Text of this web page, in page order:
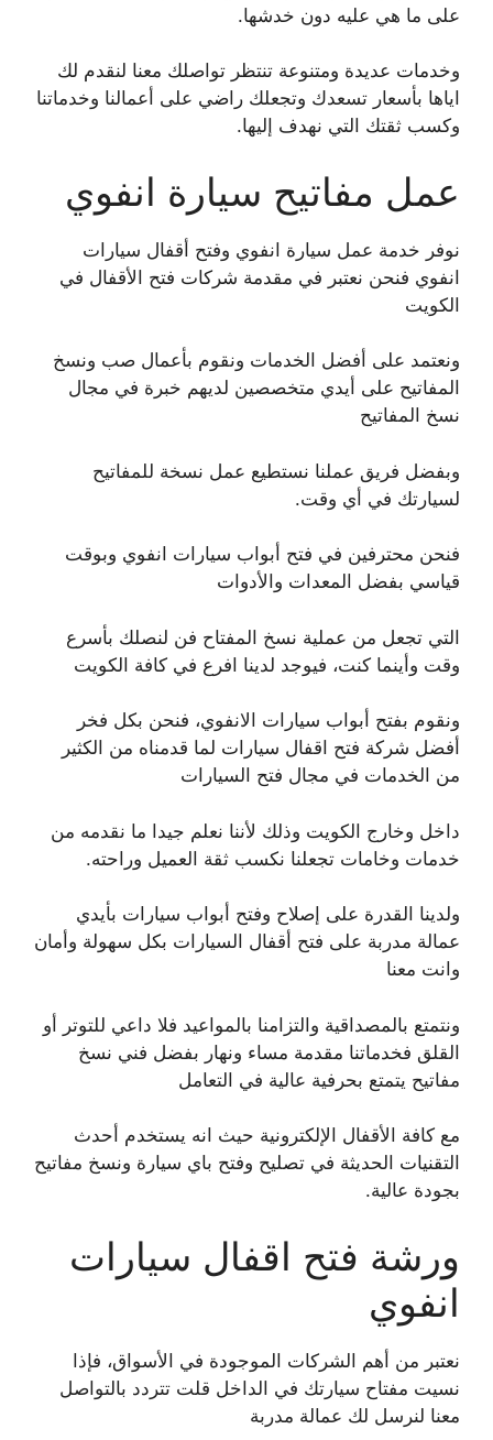
على ما هي عليه دون خدشها.
وخدمات عديدة ومتنوعة تنتظر تواصلك معنا لنقدم لك
اياها بأسعار تسعدك وتجعلك راضي على أعمالنا وخدماتنا
وكسب ثقتك التي نهدف إليها.
عمل مفاتيح سيارة انفوي
نوفر خدمة عمل سيارة انفوي وفتح أقفال سيارات
انفوي فنحن نعتبر في مقدمة شركات فتح الأقفال في
الكويت
ونعتمد على أفضل الخدمات ونقوم بأعمال صب ونسخ
المفاتيح على أيدي متخصصين لديهم خبرة في مجال
نسخ المفاتيح
وبفضل فريق عملنا نستطيع عمل نسخة للمفاتيح
لسيارتك في أي وقت.
فنحن محترفين في فتح أبواب سيارات انفوي وبوقت
قياسي بفضل المعدات والأدوات
التي تجعل من عملية نسخ المفتاح فن لنصلك بأسرع
وقت وأينما كنت، فيوجد لدينا افرع في كافة الكويت
ونقوم بفتح أبواب سيارات الانفوي، فنحن بكل فخر
أفضل شركة فتح اقفال سيارات لما قدمناه من الكثير
من الخدمات في مجال فتح السيارات
داخل وخارج الكويت وذلك لأننا نعلم جيدا ما نقدمه من
خدمات وخامات تجعلنا نكسب ثقة العميل وراحته.
ولدينا القدرة على إصلاح وفتح أبواب سيارات بأيدي
عمالة مدربة على فتح أقفال السيارات بكل سهولة وأمان
وانت معنا
ونتمتع بالمصداقية والتزامنا بالمواعيد فلا داعي للتوتر أو
القلق فخدماتنا مقدمة مساء ونهار بفضل فني نسخ
مفاتيح يتمتع بحرفية عالية في التعامل
مع كافة الأقفال الإلكترونية حيث انه يستخدم أحدث
التقنيات الحديثة في تصليح وفتح باي سيارة ونسخ مفاتيح
بجودة عالية.
ورشة فتح اقفال سيارات
انفوي
نعتبر من أهم الشركات الموجودة في الأسواق، فإذا
نسيت مفتاح سيارتك في الداخل قلت تتردد بالتواصل
معنا لنرسل لك عمالة مدربة